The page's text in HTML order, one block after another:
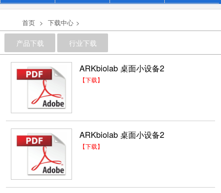
首页 > 下载中心 >
产品下载 行业下载
ARKbiolab 桌面小设备2
【下载】
ARKbiolab 桌面小设备2
【下载】